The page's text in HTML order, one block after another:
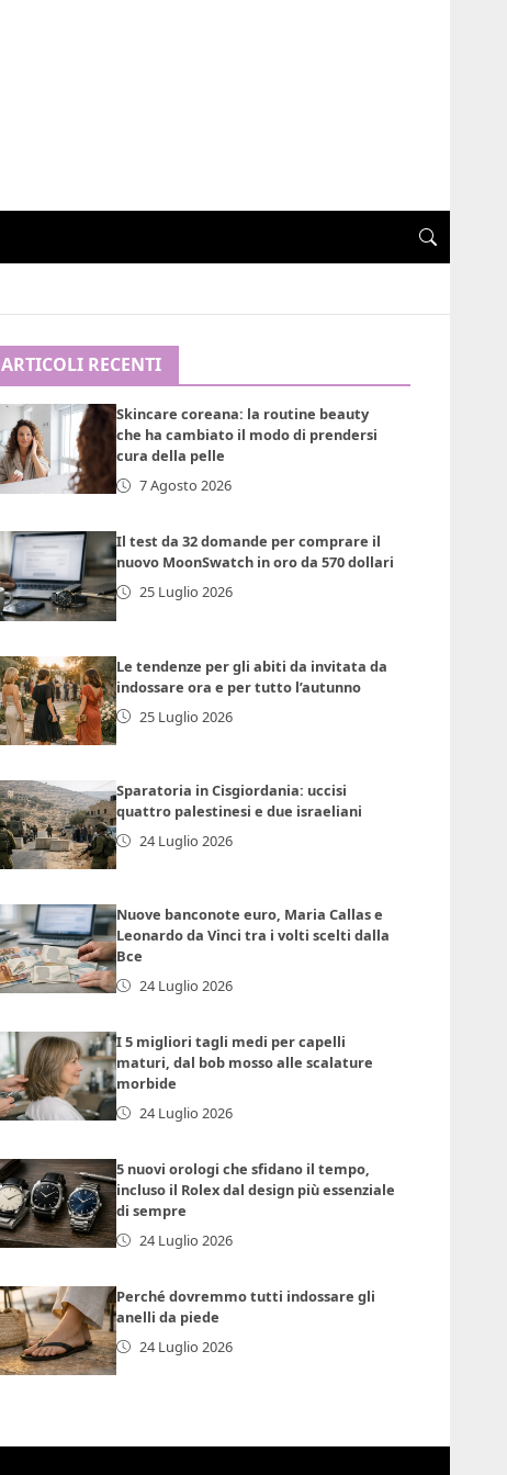
ARTICOLI RECENTI
Skincare coreana: la routine beauty
che ha cambiato il modo di prendersi
cura della pelle
7 Agosto 2026
Il test da 32 domande per comprare il
nuovo MoonSwatch in oro da 570 dollari
25 Luglio 2026
Le tendenze per gli abiti da invitata da
indossare ora e per tutto l’autunno
25 Luglio 2026
Sparatoria in Cisgiordania: uccisi
quattro palestinesi e due israeliani
24 Luglio 2026
Nuove banconote euro, Maria Callas e
Leonardo da Vinci tra i volti scelti dalla
Bce
24 Luglio 2026
I 5 migliori tagli medi per capelli
maturi, dal bob mosso alle scalature
morbide
24 Luglio 2026
5 nuovi orologi che sfidano il tempo,
incluso il Rolex dal design più essenziale
di sempre
24 Luglio 2026
Perché dovremmo tutti indossare gli
anelli da piede
24 Luglio 2026